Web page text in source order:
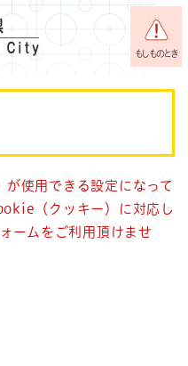
て本文へ
もしものとき
使用できる設定になって
（クッキー）に対応し
ームをご利用頂けませ